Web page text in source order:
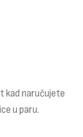
kad naručujete
u paru.